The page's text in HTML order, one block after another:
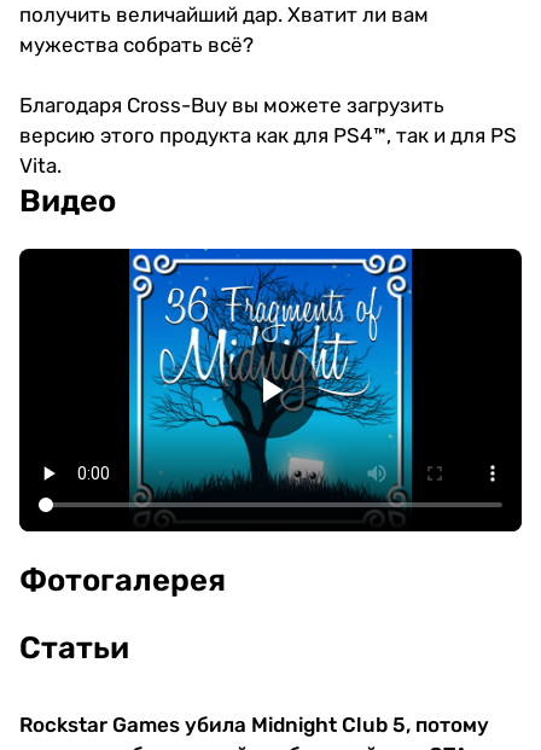
получить величайший дар. Хватит ли вам
мужества собрать всё?
Благодаря Cross-Buy вы можете загрузить
версию этого продукта как для PS4™, так и для PS
Vita.
Видео
Фотогалерея
Статьи
Новости
Rockstar Games убила Midnight Club 5, потому